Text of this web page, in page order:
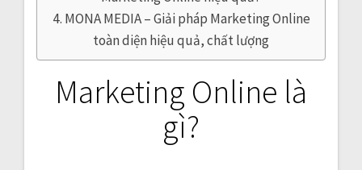
MONA MEDIA – Giải pháp Marketing Online
toàn diện hiệu quả, chất lượng
Marketing Online là
gì?